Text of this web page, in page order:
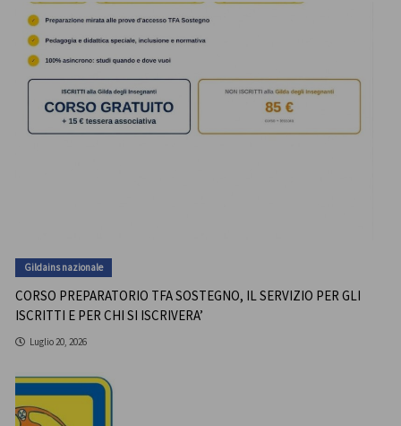
Gildains nazionale
CORSO PREPARATORIO TFA SOSTEGNO, IL SERVIZIO PER GLI
ISCRITTI E PER CHI SI ISCRIVERA’
Luglio 20, 2026